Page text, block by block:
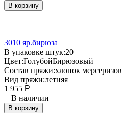
В корзину
3010 яр.бирюза
В упаковке штук:20
Цвет:ГолубойБирюзовый
Состав пряжи:хлопок
Вид пряжи:летняя
1 955 Р
В наличии
В корзину